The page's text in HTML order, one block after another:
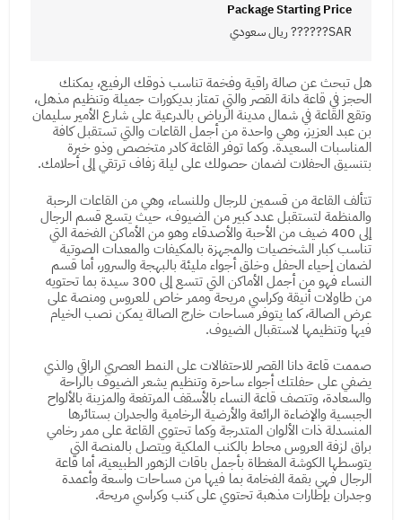
Package Starting Price
SAR?????? ريال سعودي
هل تبحث عن صالة راقية وفخمة تناسب ذوقك الرفيع، يمكنك
الحجز في قاعة دانة القصر والتي تمتاز بديكورات جميلة وتنظيم مذهل،
وتقع القاعة في شمال مدينة الرياض بالدرعية على شارع الأمير سليمان
بن عبد العزيز، وهي واحدة من أجمل القاعات والتي تستقبل كافة
المناسبات السعيدة. وكما توفر القاعة كادر متخصص وذو خبرة
بتنسيق الحفلات لضمان حصولك على ليلة زفاف ترتقي إلى أحلامك.
تتألف القاعة من قسمين للرجال وللنساء، وهي من القاعات الرحبة
والمنظمة لتستقبل عدد كبير من الضيوف، حيث يتسع قسم الرجال
إلى 400 ضيف من الأحبة والأصدقاء وهو من الأماكن الفخمة التي
تناسب كبار الشخصيات والمجهزة بالمكيفات والمعدات الصوتية
لضمان إحياء الحفل وخلق أجواء مليئة بالبهجة والسرور، أما قسم
النساء فهو من أجمل الأماكن التي تتسع إلى 300 سيدة بما تحتويه
من طاولات أنيقة وكراسي مريحة وممر خاص للعروس ومنصة على
عرض الصالة، كما يتوفر مساحات خارج الصالة يمكن نصب الخيام
فيها وتنظيمها لاستقبال الضيوف.
صممت قاعة دانا القصر للاحتفالات على النمط العصري الراقي والذي
يضفي على حفلتك أجواء ساحرة وتنظيم يشعر الضيوف بالراحة
والسعادة، وتتصف قاعة النساء بالأسقف المرتفعة والمزينة بالألواح
الجبسية والإضاءة الرائعة والأرضية الرخامية والجدران بستائرها
المنسدلة ذات الألوان المتدرجة وكما تحتوي القاعة على ممر رخامي
براق لزفة العروس محاط بالكنب الملكية ويتصل بالمنصة التي
يتوسطها الكوشة المغطاة بأجمل باقات الزهور الطبيعية، أما قاعة
الرجال فهي بقمة الفخامة بما فيها من مساحات واسعة وأعمدة
وجدران بإطارات مذهبة تحتوي على كنب وكراسي مريحة.